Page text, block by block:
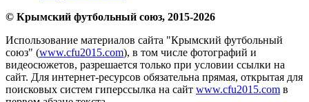
© Крымский футбольный союз, 2015-2026
Использование материалов сайта "Крымский футбольный
союз" (www.cfu2015.com), в том числе фотографий и
видеосюжетов, разрешается только при условии ссылки на
сайт. Для интернет-ресурсов обязательна прямая, открытая для
поисковых систем гиперссылка на сайт www.cfu2015.com в